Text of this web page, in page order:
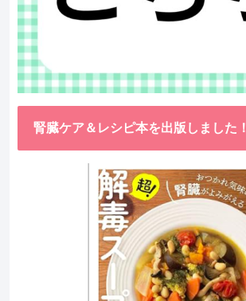
腎臓ケア＆レシピ本を出版しました！